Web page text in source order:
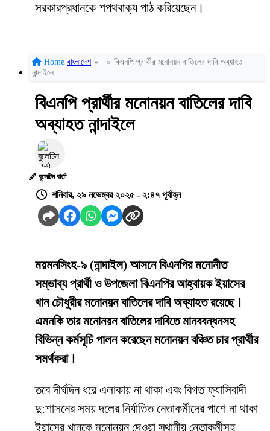
সরকারপ্রধানকে শপথবাক্য পাঠ করিয়েছেন।
Home বাংলাদেশ » » বিএনপি প্রার্থীর মনোনয়ন বাতিলের দাবি অব্যাহত
নান্দাইলে
বিএনপি প্রার্থীর মনোনয়ন বাতিলের দাবি
অব্যাহত নান্দাইলে
বুলেটিন বার্তা
শনিবার, ২৯ নভেম্বর ২০২৫ - ২:৪৭ পূর্বাহ্ন
ময়মনসিংহ-৯ (নান্দাইল) আসনে বিএনপির মনোনীত
সম্ভাব্য প্রার্থী ও উপজেলা বিএনপির আহ্বায়ক ইয়াসের
খান চৌধুরীর মনোনয়ন বাতিলের দাবি অব্যাহত রয়েছে।
এমনকি তার মনোনয়ন বাতিলের দাবিতে মানববন্ধনসহ
বিভিন্ন কর্মসূচি পালন করেছেন মনোনয়ন বঞ্চিত চার প্রার্থীর
সমর্থকরা।
তবে দীর্ঘদিন ধরে এলাকায় না থাকা এবং বিগত ফ্যাসিবাদী
দু:শাসনের সময় দলের নির্যাতিত নেতাকর্মীদের পাশে না থাকা
ইয়াসের খানকে মনোনয়ন দেওয়া স্থানীয় নেতাকর্মীসহ